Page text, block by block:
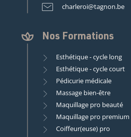
charleroi@tagnon.be
Nos Formations
Esthétique - cycle long
Esthétique - cycle court
Pédicurie médicale
Massage bien-être
Maquillage pro beauté
Maquillage pro premium
Coiffeur(euse) pro